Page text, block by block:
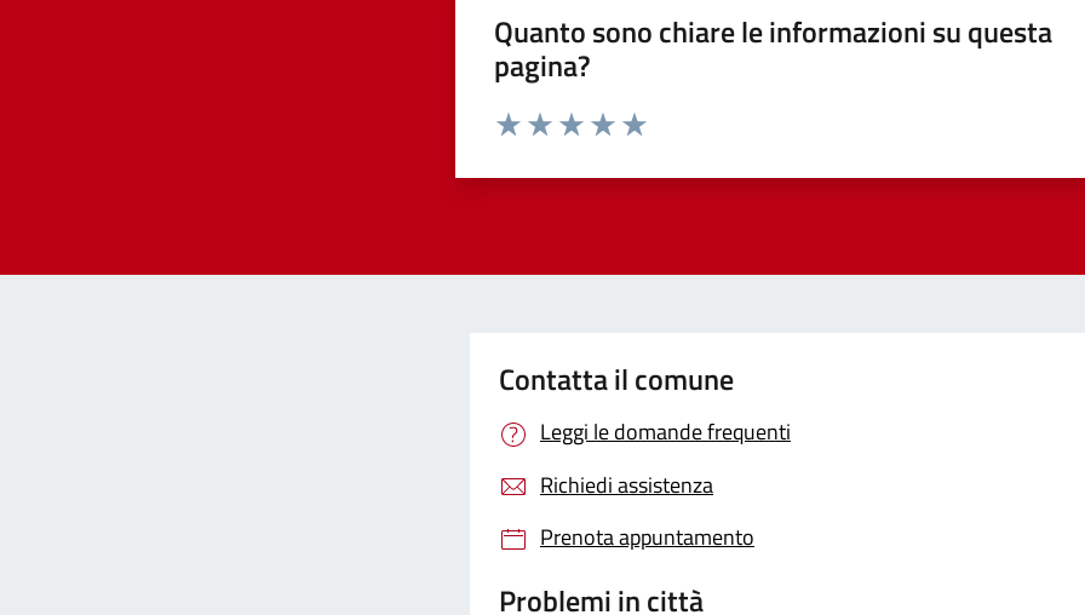
Quanto sono chiare le informazioni su questa
pagina?
Contatta il comune
Leggi le domande frequenti
Richiedi assistenza
Prenota appuntamento
Problemi in città